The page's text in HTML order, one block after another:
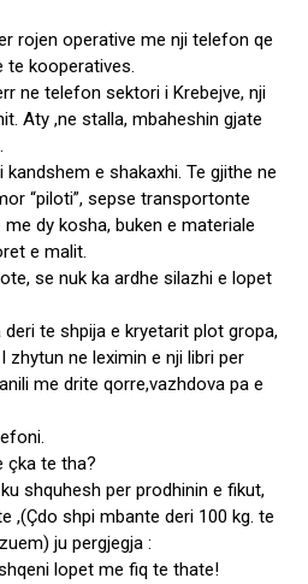
rojen operative me nji telefon qe
te kooperatives.
ne telefon sektori i Krebejve, nji
Aty ,ne stalla, mbaheshin gjate
e shakaxhi. Te gjithe ne
“piloti”, sepse transportonte
dy kosha, buken e materiale
e malit.
se nuk ka ardhe silazhi e lopet
te shpija e kryetarit plot gropa,
zhytun ne leximin e nji libri per
me drite qorre,vazhdova pa e
çka te tha?
shquhesh per prodhinin e fikut,
,(Çdo shpi mbante deri 100 kg. te
ju pergjegja :
lopet me fiq te thate!